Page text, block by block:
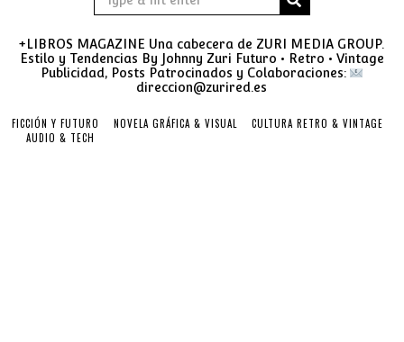
+LIBROS MAGAZINE Una cabecera de ZURI MEDIA GROUP.
Estilo y Tendencias By Johnny Zuri Futuro • Retro • Vintage
Publicidad, Posts Patrocinados y Colaboraciones:
direccion@zurired.es
FICCIÓN Y FUTURO NOVELA GRÁFICA & VISUAL
CULTURA RETRO & VINTAGE
AUDIO & TECH